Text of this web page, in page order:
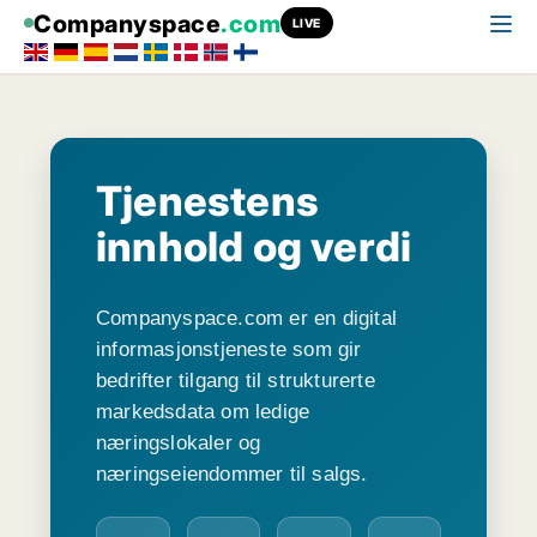
Companyspace.com LIVE
Tjenestens
innhold og verdi
Companyspace.com er en digital
informasjonstjeneste som gir
bedrifter tilgang til strukturerte
markedsdata om ledige
næringslokaler og
næringseiendommer til salgs.